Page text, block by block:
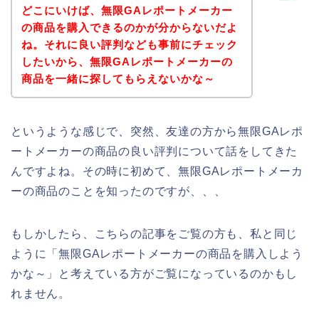
どこにいけば、無限GAレポートメーカー
の商品を購入できるのかが分からないだよ
ね。それに良い評判なども事前にチェック
したいから、無限GAレポートメーカーの
商品を一緒に探してもらえないかな～
というような感じで、突然、友達の方から無限GAレポ
ートメーカーの商品の良い評判について話をしてきた
んですよね。その時に初めて、無限GAレポートメーカ
ーの商品のことを知ったのですが、、、
もしかしたら、こちらの記事をご覧の方も、私と同じ
ように「無限GAレポートメーカーの商品を購入しよう
かな～」と考えている方がご覧になっているのかもし
れません。